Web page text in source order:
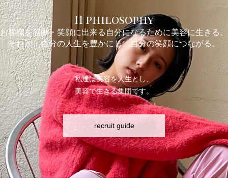
H philosophy
お客様を感動・笑顔に出来る自分になるために美容に生きる。
それが、自分の人生を豊かにし、自分の笑顔につながる。
私達は美容を人生とし、
美容で生きる集団です。
recruit guide